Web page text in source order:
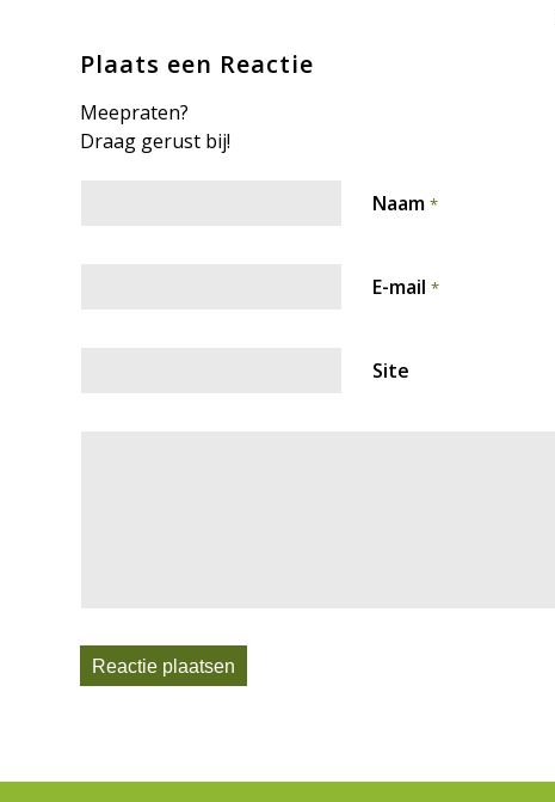
Plaats een Reactie
Meepraten?
Draag gerust bij!
Naam *
E-mail *
Site